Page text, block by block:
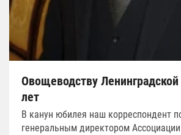
Овощеводству
лет
В канун юбилея наш корреспондент
генеральным директором Ассоциации